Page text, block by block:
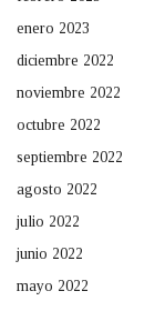
enero 2023
diciembre 2022
noviembre 2022
octubre 2022
septiembre 2022
agosto 2022
julio 2022
junio 2022
mayo 2022